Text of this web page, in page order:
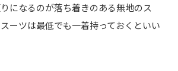
になるのが落ち着きのある無地のス
ーツは最低でも一着持っておくといい